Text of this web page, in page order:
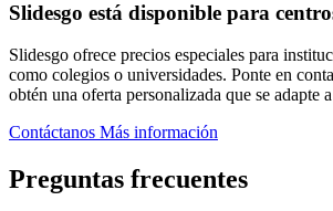
Slidesgo está disponible para
Slidesgo ofrece precios especiales para
como colegios o universidades. Ponte en
obtén una oferta personalizada que se adapte
Contáctanos Más información
Preguntas frecuentes